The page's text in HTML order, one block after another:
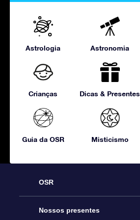
Astrologia Astronomia
Crianças Dicas & Presentes
Guia da OSR Misticismo
OSR
Serviço
Nossos presentes